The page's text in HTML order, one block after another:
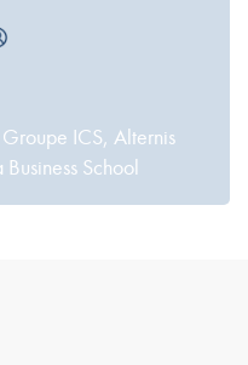
ICS, Alternis
School